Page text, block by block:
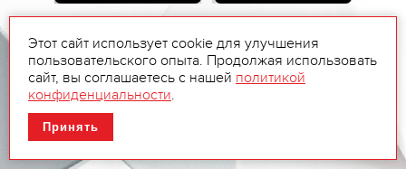
Этот сайт использует cookie для улучшения
пользовательского опыта. Продолжая использовать
сайт, вы соглашаетесь с нашей политикой
конфиденциальности.
Принять